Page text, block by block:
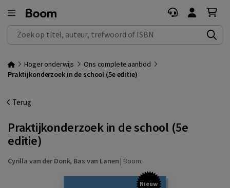
Zoek op titel, auteur, trefwoord of ISBN
Hoger onderwijs
Ons complete aanbod
Praktijkonderzoek in de school (5e editie)
Terug
Praktijkonderzoek in de school (5e
editie)
Cyrilla van der Donk, Bas van Lanen | Boom
Nieuw